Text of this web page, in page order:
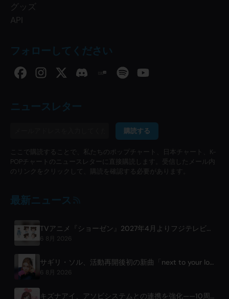
グッズ
API
フォローしてください
ニュースレター
購読する
ここで購読することで、私たちのポップチャート、日本チャート、K-
POPチャートのニュースレターに直接購読します。受信したメール内
のリンクをクリックして、購読を確認する必要があります。
最新ニュース
TVアニメ『ショーゼン』2027年4月よりフジテレビで放送開始決定
6 8月 2026
サギリ・ソル、活動再開後初の新曲「next to your love」をリリース
6 8月 2026
キズナアイ、アソビシステムとの連携を強化——10周年世界ツアーを前に